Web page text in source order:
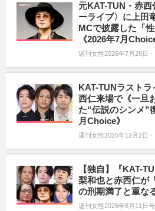
元KAT-TUN・赤
ーライブ〉に上田
MCで披露した「
《2026年7月
週刊女性2026年7月28日
KAT-TUNラスト
西仁来場で《一旦
た“伝説のシンメ”
月Choice》
週刊女性2025年12月2日
【独自】『KAT-
梨和也と赤西仁が
の刑期満了と重な
週刊女性2026年8月11日号